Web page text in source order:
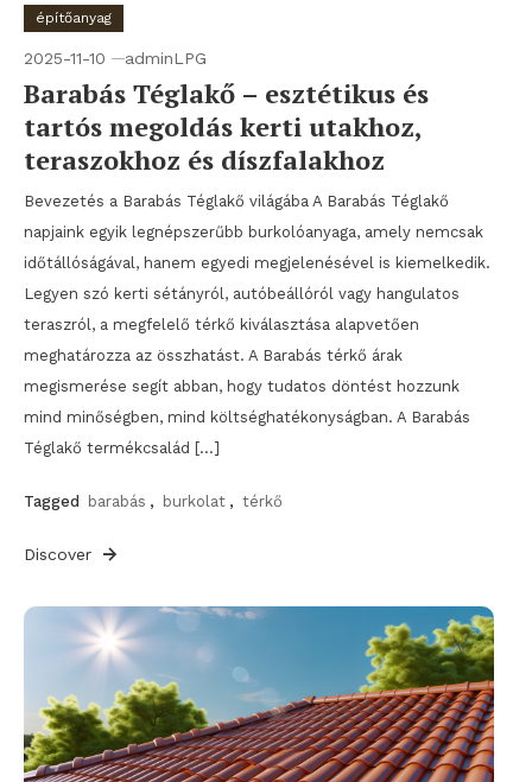
építőanyag
2025-11-10 adminLPG
Barabás Téglakő – esztétikus és
tartós megoldás kerti utakhoz,
teraszokhoz és díszfalakhoz
Bevezetés a Barabás Téglakő világába A Barabás Téglakő
napjaink egyik legnépszerűbb burkolóanyaga, amely nemcsak
időtállóságával, hanem egyedi megjelenésével is kiemelkedik.
Legyen szó kerti sétányról, autóbeállóról vagy hangulatos
teraszról, a megfelelő térkő kiválasztása alapvetően
meghatározza az összhatást. A Barabás térkő árak
megismerése segít abban, hogy tudatos döntést hozzunk
mind minőségben, mind költséghatékonyságban. A Barabás
Téglakő termékcsalád […]
Tagged barabás , burkolat , térkő
Discover